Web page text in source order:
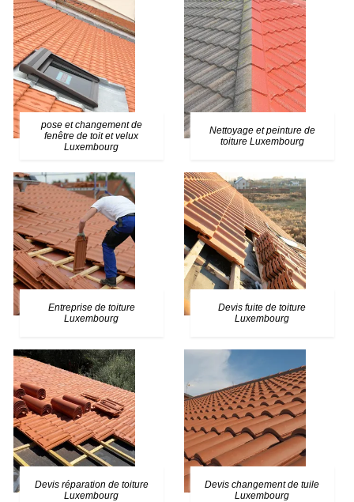
pose et changement de
fenêtre de toit et velux
Luxembourg
Nettoyage et peinture de
toiture Luxembourg
Entreprise de toiture
Luxembourg
Devis fuite de toiture
Luxembourg
Devis réparation de toiture
Luxembourg
Devis changement de tuile
Luxembourg